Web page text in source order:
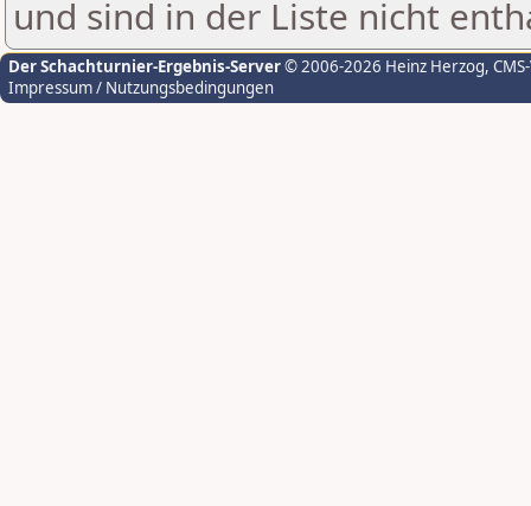
und sind in der Liste nicht
Der Schachturnier-Ergebnis-Server© 2006-2026 Heinz Herzog,
Impressum / Nutzungsbedingungen